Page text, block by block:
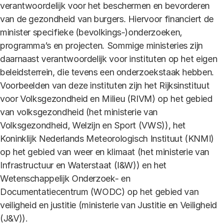
verantwoordelijk voor het beschermen en bevorderen
van de gezondheid van burgers. Hiervoor financiert de
minister specifieke (bevolkings-)onderzoeken,
programma’s en projecten. Sommige ministeries zijn
daarnaast verantwoordelijk voor instituten op het eigen
beleidsterrein, die tevens een onderzoekstaak hebben.
Voorbeelden van deze instituten zijn het Rijksinstituut
voor Volksgezondheid en Milieu (RIVM) op het gebied
van volksgezondheid (het ministerie van
Volksgezondheid, Welzijn en Sport (VWS)), het
Koninklijk Nederlands Meteorologisch Instituut (KNMI)
op het gebied van weer en klimaat (het ministerie van
Infrastructuur en Waterstaat (I&W)) en het
Wetenschappelijk Onderzoek- en
Documentatiecentrum (WODC) op het gebied van
veiligheid en justitie (ministerie van Justitie en Veiligheid
(J&V)).